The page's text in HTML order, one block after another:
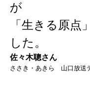
が
「生きる原点
した。
佐々木聰さん
ささき・あきら 山口放送